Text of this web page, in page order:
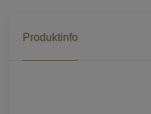
Produktinfo